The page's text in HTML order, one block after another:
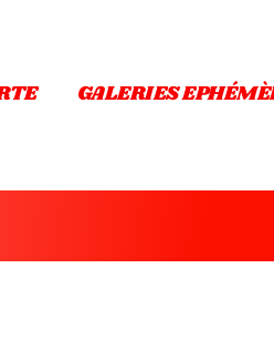
GALERIES